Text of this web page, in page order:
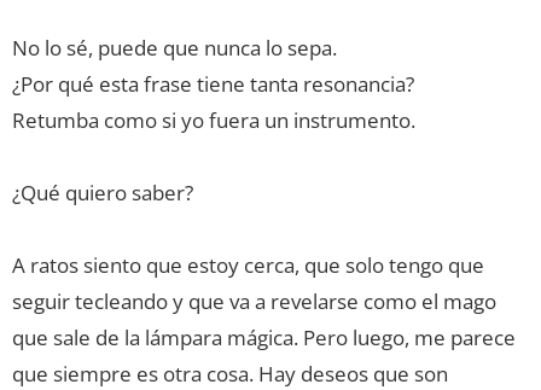
No lo sé, puede que nunca lo sepa.
¿Por qué esta frase tiene tanta resonancia?
Retumba como si yo fuera un instrumento.
¿Qué quiero saber?
A ratos siento que estoy cerca, que solo tengo que
seguir tecleando y que va a revelarse como el mago
que sale de la lámpara mágica. Pero luego, me parece
que siempre es otra cosa. Hay deseos que son